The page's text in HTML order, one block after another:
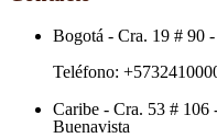
Bogotá - Cra. 19 # 90
Teléfono:
Caribe - Cra. 53 # 106
Buenavista